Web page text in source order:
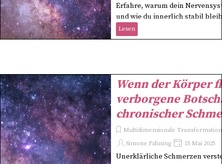
Erfahre, warum dein
und wie du innerlich stabil
Lesen
Wenn der Körper
verborgene
chronischer
Multidimensionale Transformation
Simone Fahning
15 Mai 2025
Unerklärliche Schmerzen